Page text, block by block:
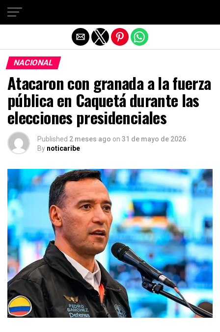
NACIONAL
Atacaron con granada a la fuerza
pública en Caquetá durante las
elecciones presidenciales
Published 2 meses ago on 31 de mayo de 2026
By noticaribe